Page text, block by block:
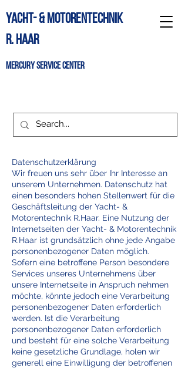
Yacht- & Motorentechnik
R. Haar
Mercury Service Center
Datenschutzerklärung
Wir freuen uns sehr über Ihr Interesse an
unserem Unternehmen. Datenschutz hat
einen besonders hohen Stellenwert für die
Geschäftsleitung der Yacht- &
Motorentechnik R.Haar. Eine Nutzung der
Internetseiten der Yacht- & Motorentechnik
R.Haar ist grundsätzlich ohne jede Angabe
personenbezogener Daten möglich.
Sofern eine betroffene Person besondere
Services unseres Unternehmens über
unsere Internetseite in Anspruch nehmen
möchte, könnte jedoch eine Verarbeitung
personenbezogener Daten erforderlich
werden. Ist die Verarbeitung
personenbezogener Daten erforderlich
und besteht für eine solche Verarbeitung
keine gesetzliche Grundlage, holen wir
generell eine Einwilligung der betroffenen